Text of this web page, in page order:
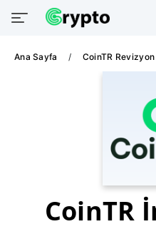
Ana Sayfa CoinTR Revizyon
CoinTR